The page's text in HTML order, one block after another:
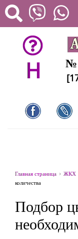
H №
Главная страница ЖКХ
количества
Подбор